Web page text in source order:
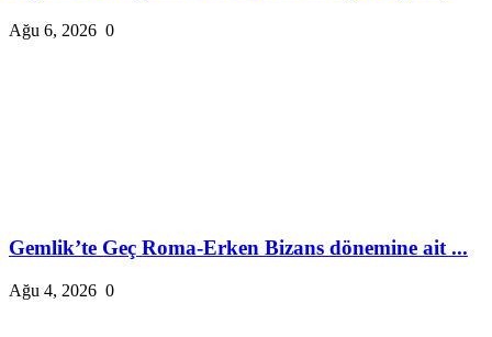
Ağu 6, 2026 0
Gemlik’te Geç Roma-Erken Bizans dönemine ait ...
Ağu 4, 2026 0